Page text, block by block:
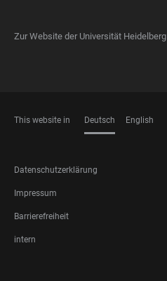
Zur Website der Universität Heidelberg
This website in Deutsch English
FOOTER
LEGAL
Datenschutzerklärung
Impressum
Barrierefreiheit
intern